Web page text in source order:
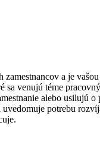
zamestnancov a je
sa venujú téme
alebo usilujú o
potrebu